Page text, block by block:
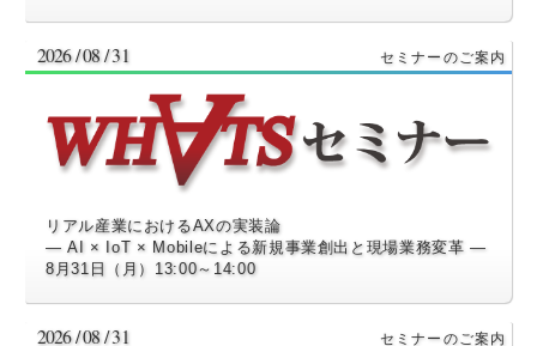
2026 / 08 / 31
リアル産業におけるAXの実装論
― AI × IoT × Mobileによる新規事業創出と現場業務変革 ―
8月31日（月）13:00～14:00
2026 / 08 / 31